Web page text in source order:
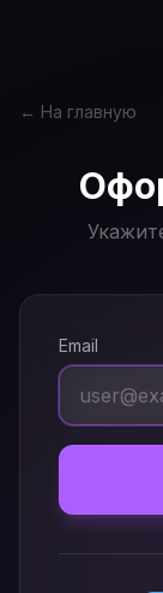
← На главную
Email